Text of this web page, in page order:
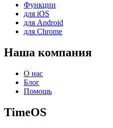
Функции
для iOS
для Android
для Chrome
Наша компания
О нас
Блог
Помощь
TimeOS